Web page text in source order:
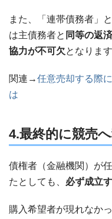
また、「連帯債務者」
は主債務者と 同等の返
協力が不可欠となります
関連→任意売却する際
は
4.最終的に競売
債権者（金融機関）が
たとしても、 必ず成立
購入希望者が現れなか